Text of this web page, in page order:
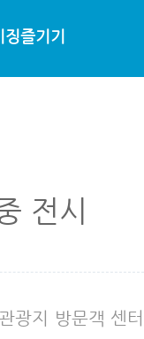
징즐기기
전시
광지 방문객 센터